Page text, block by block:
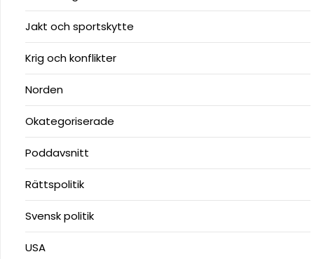
Jakt och sportskytte
Krig och konflikter
Norden
Okategoriserade
Poddavsnitt
Rättspolitik
Svensk politik
USA